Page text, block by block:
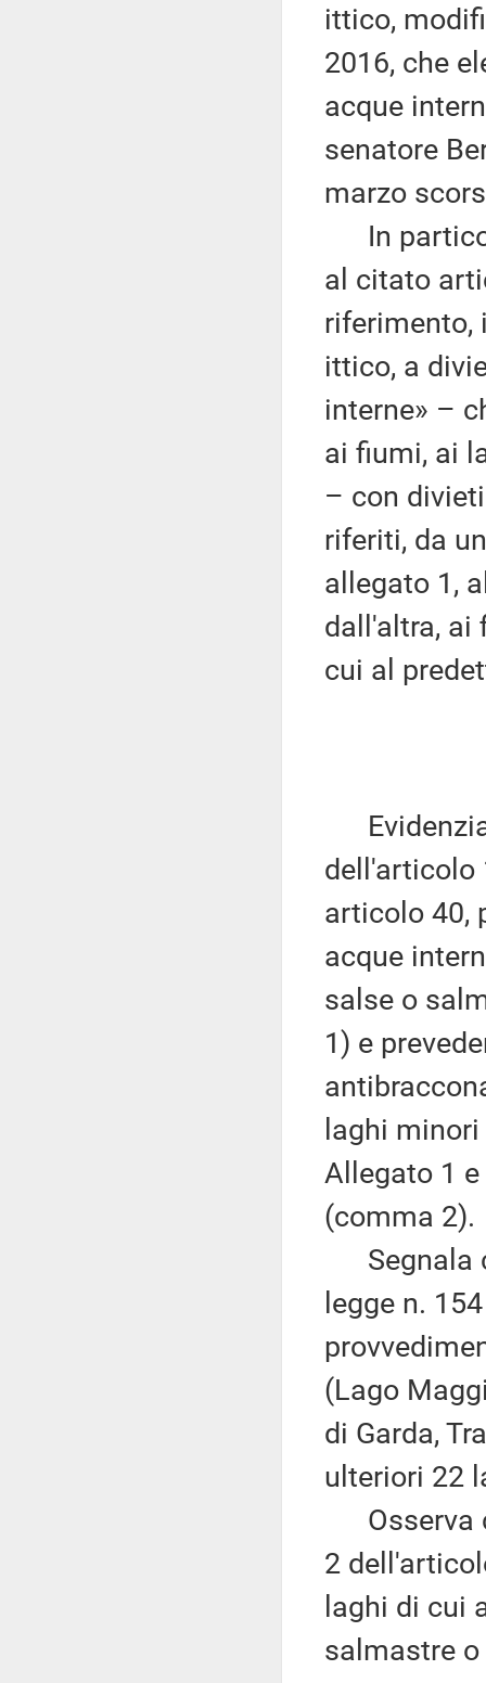
ittico,
2016, che
acque
senatore
marzo
In
al citato
riferimento,
ittico, a
interne» –
ai fiumi, ai
– con
riferiti, da
allegato 1,
dall'altra, ai
cui al
dell'articolo
articolo 40,
acque
salse o
1) e
laghi
Allegato 1
(comma 2).
Segnala
legge n.
(Lago
di Garda,
ulteriori 22
Osserva
2
laghi di cui
salmastre